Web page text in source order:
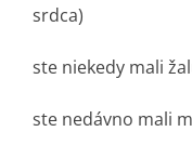
srdca)
ste niekedy mali
ste nedávno mali